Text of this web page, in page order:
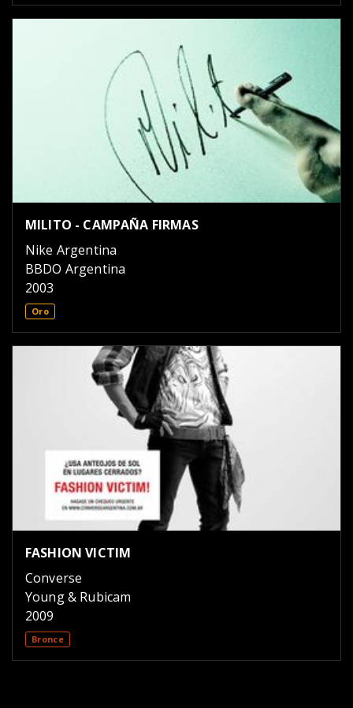
MILITO - CAMPAÑA FIRMAS
Nike Argentina
BBDO Argentina
2003
Oro
FASHION VICTIM
Converse
Young & Rubicam
2009
Bronce